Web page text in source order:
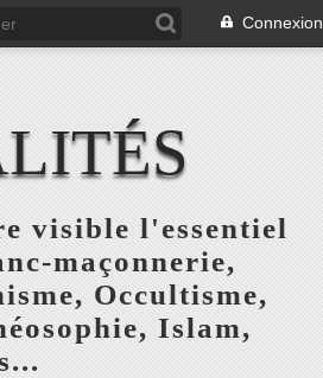
Connexion
visible l'essentiel
maçonnerie,
Occultisme,
Islam,